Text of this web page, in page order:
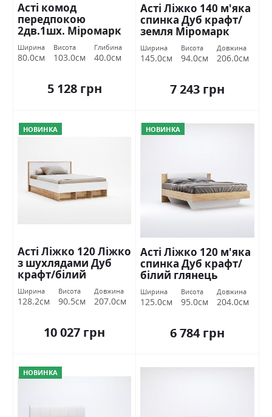
Асті комод
передпокою
2дв.1шх. Міромарк
Ширина
80.0см
Висота
103.0см
Глибина
40.0см
5 128 грн
Асті Ліжко 140 м'яка
спинка Дуб крафт/
земля Міромарк
Ширина
145.0см
Висота
94.0см
Довжина
206.0см
7 243 грн
НОВИНКА
Асті Ліжко 120 Ліжко
з шухлядами Дуб
крафт/білий
глянець Міромарк
Ширина
128.2см
Висота
90.5см
Довжина
207.0см
10 027 грн
НОВИНКА
Асті Ліжко 120 м'яка
спинка Дуб крафт/
білий глянець
Міромарк
Ширина
125.0см
Висота
95.0см
Довжина
204.0см
6 784 грн
НОВИНКА